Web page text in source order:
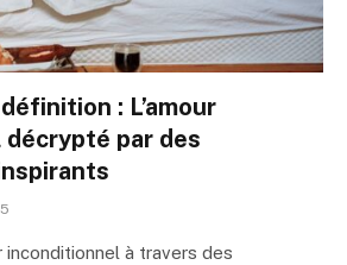
: L’amour
par des
inconditionnel à travers des